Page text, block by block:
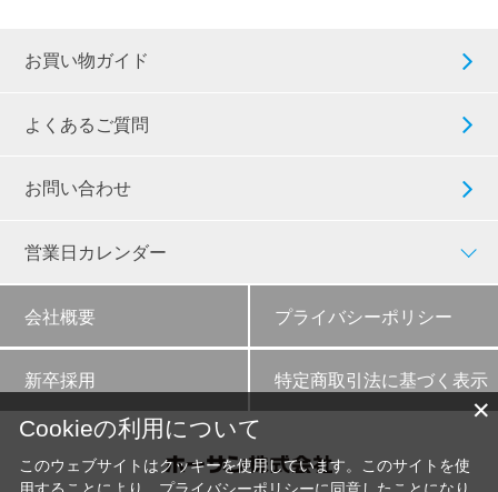
お買い物ガイド
よくあるご質問
お問い合わせ
営業日カレンダー
会社概要 プライバシーポリシー
新卒採用 特定商取引法に基づく表示
✕
Cookieの利用について
このウェブサイトはクッキーを使用しています。このサイトを使